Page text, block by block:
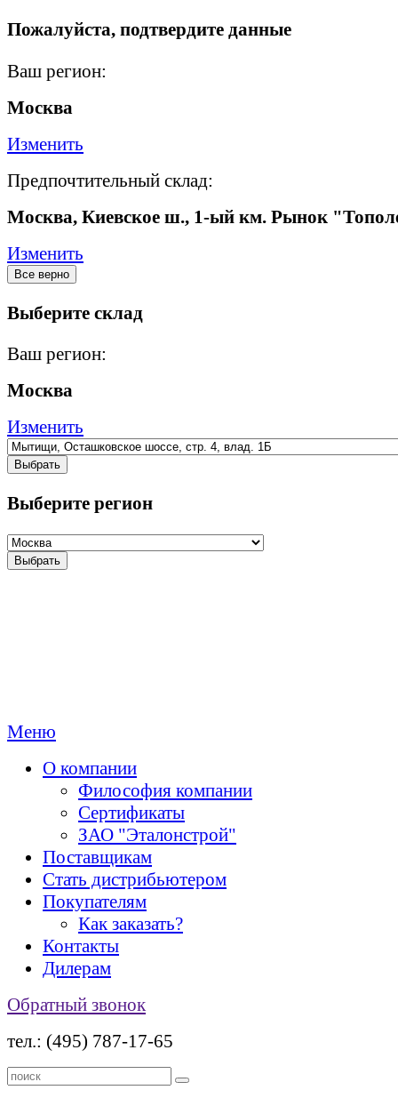
Пожалуйста, подтвердите данные
Ваш регион:
Москва
Изменить
Предпочтительный склад:
Москва, Киевское ш., 1-ый км. Рынок
Изменить
Все верно
Выберите склад
Ваш регион:
Москва
Изменить
Выбрать
Выберите регион
Выбрать
Меню
О компании
Философия компании
Сертификаты
ЗАО "Эталонстрой"
Поставщикам
Стать дистрибьютером
Покупателям
Как заказать?
Контакты
Дилерам
Обратный звонок
тел.: (495) 787-17-65